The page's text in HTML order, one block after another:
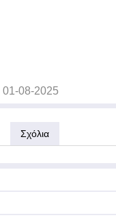
01-08-2025
Σχόλια